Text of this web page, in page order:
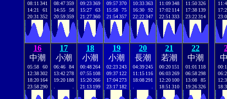
08:11 341
14:21
61
20:31 352
08:47359
14:55
58
20:59359
09:23369
15:27
63
21:27360
09:57370
15:58
75
21:54357
10:33363
16:30
92
22:22347
11:09348
17:02 114
22:51 333
11:50326
17:38 139
23:22314
16
中潮
05:58
60
12:38302
18:20 164
23:58290
17
小潮
06:46
84
13:42278
19:20 188
18
小潮
00:48264
07:55 108
15:20266
21:13 199
19
小潮
02:23243
09:37 122
17:04273
23:17 182
20
長潮
04:39245
11:15 116
18:08291
21
若潮
00:20 151
06:03269
12:20 100
18:51 310
22
中潮
01:01 118
06:58298
13:08
85
19:26326